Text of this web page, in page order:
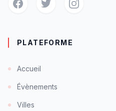
PLATEFORME
Accueil
Évènements
Villes